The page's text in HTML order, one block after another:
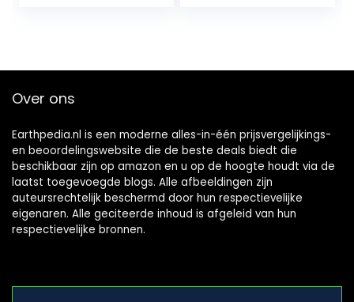
Over ons
Earthpedia.nl is een moderne alles-in-één prijsvergelijkings-
en beoordelingswebsite die de beste deals biedt die
beschikbaar zijn op amazon en u op de hoogte houdt via de
laatst toegevoegde blogs. Alle afbeeldingen zijn
auteursrechtelijk beschermd door hun respectievelijke
eigenaren. Alle geciteerde inhoud is afgeleid van hun
respectievelijke bronnen.